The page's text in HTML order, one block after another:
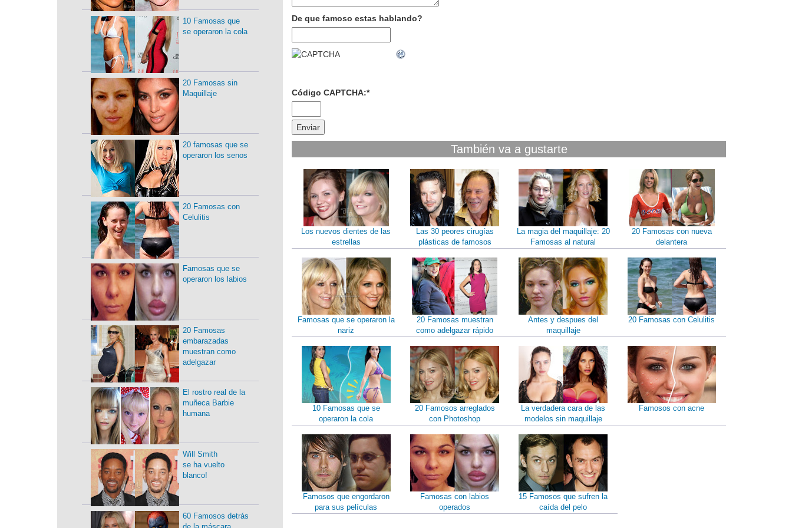
De que famoso estas hablando?
Código CAPTCHA:*
También va a gustarte
Los nuevos dientes de las
estrellas
Las 30 peores cirugías
plásticas de famosos
La magia del maquillaje: 20
Famosas al natural
20 Famosas con nueva
delantera
Famosas que se operaron la
nariz
20 Famosas muestran
como adelgazar rápido
Antes y despues del
maquillaje
20 Famosas con Celulitis
10 Famosas que se
operaron la cola
20 Famosos arreglados
con Photoshop
La verdadera cara de las
modelos sin maquillaje
Famosos con acne
Famosos que engordaron
para sus películas
Famosas con labios
operados
15 Famosos que sufren la
caída del pelo
10 Famosas que
se operaron la cola
20 Famosas sin
Maquillaje
20 famosas que se
operaron los senos
20 Famosas con
Celulitis
Famosas que se
operaron los labios
20 Famosas
embarazadas
muestran como
adelgazar
El rostro real de la
muñeca Barbie
humana
Will Smith
se ha vuelto
blanco!
60 Famosos detrás